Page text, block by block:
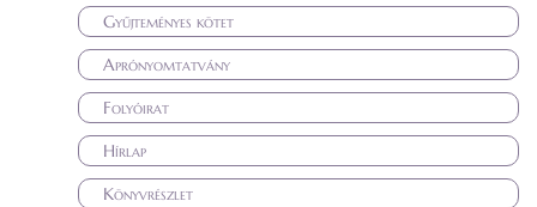
Gyűjteményes kötet
Aprónyomtatvány
Folyóirat
Hírlap
Könyvrészlet